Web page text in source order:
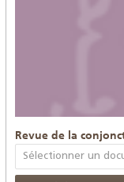
Revue de la